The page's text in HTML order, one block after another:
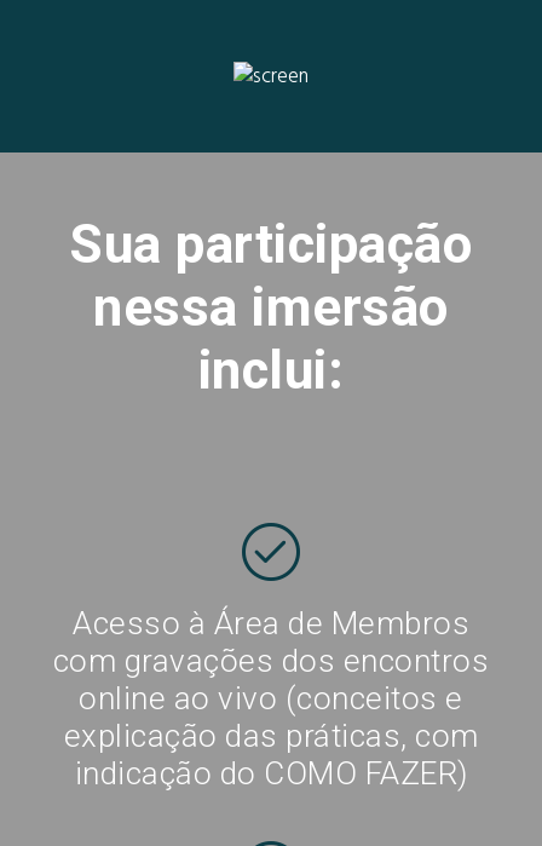
Sua participação
nessa imersão
inclui:
Acesso à Área de Membros
com gravações dos encontros
online ao vivo (conceitos e
explicação das práticas, com
indicação do COMO FAZER)